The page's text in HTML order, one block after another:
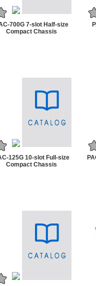
700G 7-slot Half-size
Compact Chassis
125G 10-slot Full-size
Compact Chassis